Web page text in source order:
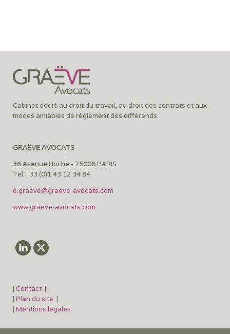
Cabinet dédié au droit du travail, au droit des contrats et aux
modes amiables de règlement des différends
GRAËVE AVOCATS
36 Avenue Hoche - 75008 PARIS
Tél. : 33 (0)1 43 12 34 84
e.graeve@graeve-avocats.com
www.graeve-avocats.com
| Contact |
| Plan du site |
| Mentions légales